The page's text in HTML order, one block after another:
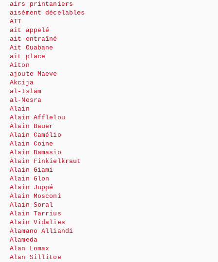
airs printaniers
aisément décelables
AIT
ait appelé
ait entraîné
Ait Ouabane
ait place
Aiton
ajoute Maeve
Akcija
al-Islam
al-Nosra
Alain
Alain Afflelou
Alain Bauer
Alain Camélio
Alain Coine
Alain Damasio
Alain Finkielkraut
Alain Giami
Alain Glon
Alain Juppé
Alain Mosconi
Alain Soral
Alain Tarrius
Alain Vidalies
Alamano Alliandi
Alameda
Alan Lomax
Alan Sillitoe